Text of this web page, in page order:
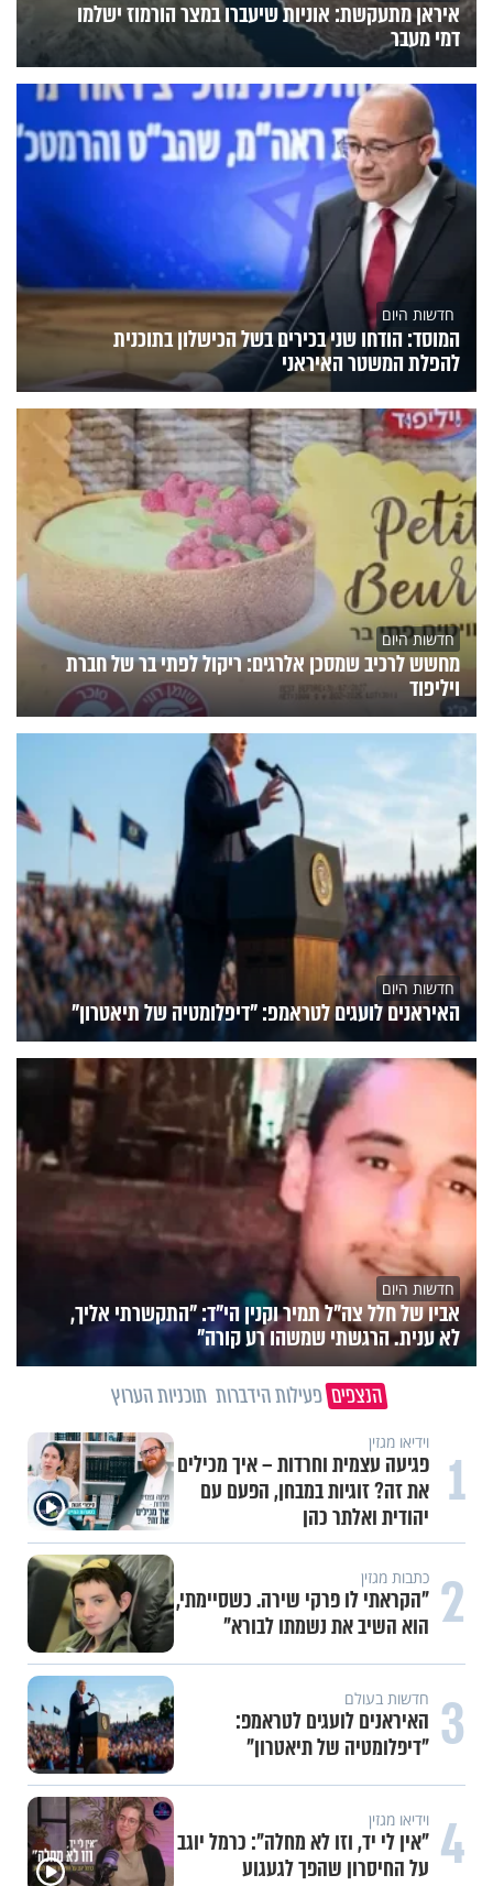
איראן מתעקשת: אוניות שיעברו במצר הורמוז ישלמו
דמי מעבר
חדשות היום
המוסד: הודחו שני בכירים בשל הכישלון בתוכנית
להפלת המשטר האיראני
חדשות היום
מחשש לרכיב שמסכן אלרגים: ריקול לפתי בר של חברת
ויליפוד
חדשות היום
האיראנים לועגים לטראמפ: "דיפלומטיה של תיאטרון"
חדשות היום
אביו של חלל צה"ל תמיר וקנין הי"ד: "התקשרתי אליך,
לא ענית. הרגשתי שמשהו רע קורה"
הנצפים פעילות הידברות תוכניות הערוץ
1 וידיאו מגזין
פגיעה עצמית וחרדות – איך מכילים
את זה? זוגיות במבחן, הפעם עם
יהודית ואלתר כהן
2 כתבות מגזין
"הקראתי לו פרקי שירה. כשסיימתי,
הוא השיב את נשמתו לבורא"
3 חדשות בעולם
האיראנים לועגים לטראמפ:
"דיפלומטיה של תיאטרון"
4 וידיאו מגזין
"אין לי יד, וזו לא מחלה": כרמל יוגב
על החיסרון שהפך לגעגוע